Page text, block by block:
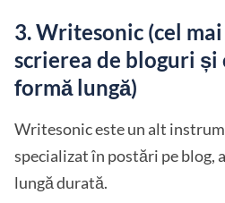
3. Writesonic (cel
scrierea de bloguri și
formă lungă)
Writesonic este un alt
specializat în postări pe blog,
lungă durată.